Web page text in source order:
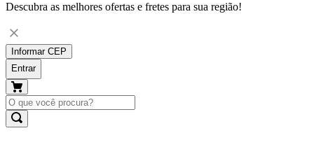
Descubra as melhores ofertas e fretes para sua região!
Informar CEP
Entrar